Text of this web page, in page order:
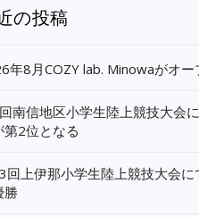
の投稿
年8月COZY lab. Minowaがオー
南信地区小学生陸上競技大会
第2位となる
回上伊那小学生陸上競技大会に
勝